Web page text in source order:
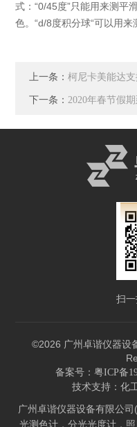
式：“0/45度”只能用来测平
色。“d/8度积分球“可以用来
上一条：柯尼卡美能达
下一条： 2020年春节假
扫
©2026 广州卓谐仪器设
备案号：粤ICP备
技术支持： 化
广州卓谐仪器设备有限公
光测色计，分光光度计，